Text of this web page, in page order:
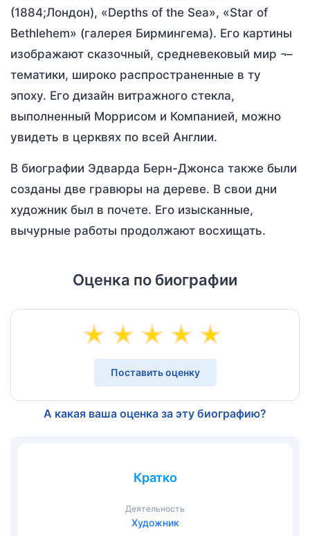
(1884;Лондон), «Depths of the Sea», «Star of
Bethlehem» (галерея Бирмингема). Его картины
изображают сказочный, средневековый мир ¬–
тематики, широко распространенные в ту
эпоху. Его дизайн витражного стекла,
выполненный Моррисом и Компанией, можно
увидеть в церквях по всей Англии.
В биографии Эдварда Берн-Джонса также были
созданы две гравюры на дереве. В свои дни
художник был в почете. Его изысканные,
вычурные работы продолжают восхищать.
Оценка по биографии
Поставить оценку
А какая ваша оценка за эту биографию?
Кратко
Деятельность
Художник